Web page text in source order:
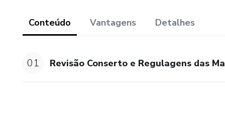
Conteúdo Vantagens Detalhes
01 Revisão Conserto e Regulagens das